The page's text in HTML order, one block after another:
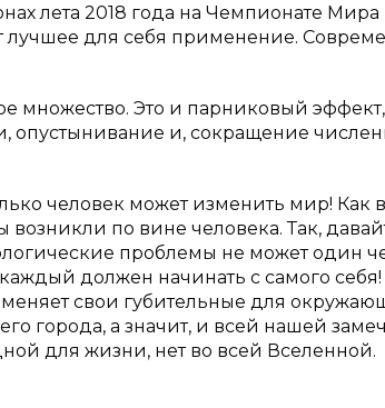
лета 2018 года на Чемпионате Мира
лучшее для себя применение.
множество. Это и парниковый
опустынивание и, сокращение
человек может изменить мир! Как
возникли по вине человека. Так,
проблемы не может один
должен начинать с самого
свои губительные для
города, а значит, и всей нашей
для жизни, нет во всей Вселенной.